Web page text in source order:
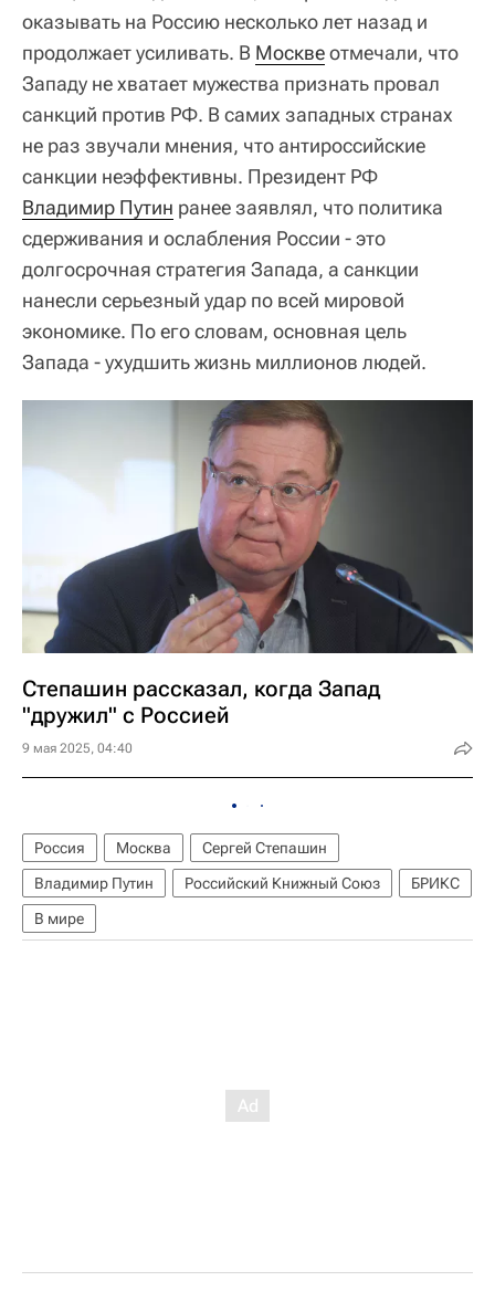
оказывать на Россию несколько лет назад и
продолжает усиливать. В Москвеотмечали, что
Западу не хватает мужества признать провал
санкций против РФ. В самих западных странах
не раз звучали мнения, что антироссийские
санкции неэффективны. Президент РФ
Владимир Путин ранее заявлял, что политика
сдерживания и ослабления России - это
долгосрочная стратегия Запада, а санкции
нанесли серьезный удар по всей мировой
экономике. По его словам, основная цель
Запада - ухудшить жизнь миллионов людей.
Степашин рассказал, когда Запад
"дружил" с Россией
9 мая 2025, 04:40
Россия Москва
Сергей Степашин
Владимир Путин
Российский Книжный Союз
БРИКС
В мире